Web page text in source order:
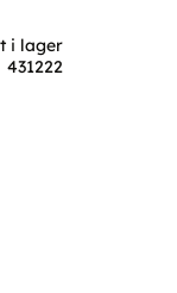
i lager
431222